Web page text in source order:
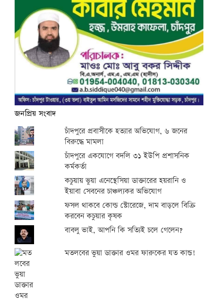
জনপ্রিয় সংবাদ
চাঁদপুরে প্রবাসীকে হত্যার অভিযোগ, ৬ জনের
বিরুদ্ধে মামলা
চাঁদপুরে একযোগে বদলি ৩১ ইউপি প্রশাসনিক
কর্মকর্তা
কচুয়ায় ভুয়া এনেস্থেসিয়া ডাক্তারের হয়রানি ও
ইয়াবা সেবনের চাঞ্চল্যকর অভিযোগ
ফসল থাকবে কোল্ড স্টোরেজে, দাম বাড়লে বিক্রি
করবেন কচুয়ার কৃষক
বাবলু ভাই, আপনি কি সত্যিই চলে গেলেন?
মতলবের ভুয়া ডাক্তার ওমর ফারুকের যত কান্ড!